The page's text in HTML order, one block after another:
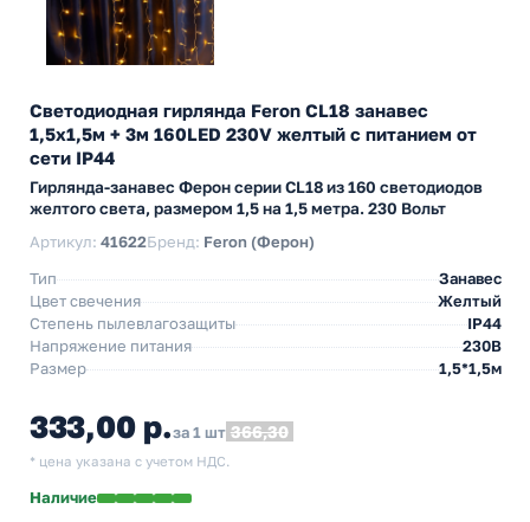
Светодиодная гирлянда Feron CL18 занавес
1,5х1,5м + 3м 160LED 230V желтый c питанием от
сети IP44
Гирлянда-занавес Ферон серии CL18 из 160 светодиодов
желтого света, размером 1,5 на 1,5 метра. 230 Вольт
Артикул: 41622Бренд: Feron (Ферон)
Тип
Занавес
Цвет свечения
Желтый
Степень пылевлагозащиты
IP44
Напряжение питания
230В
Размер
1,5*1,5м
333,00 р.за 1 шт 366,30
* цена указана с учетом НДС.
Наличие